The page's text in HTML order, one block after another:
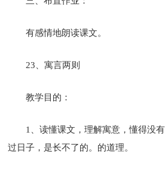
有感情地朗读课文。
23、寓言两则
教学目的：
1、读懂课文，理解寓意，懂得没
过日子，是长不了的。的道理。